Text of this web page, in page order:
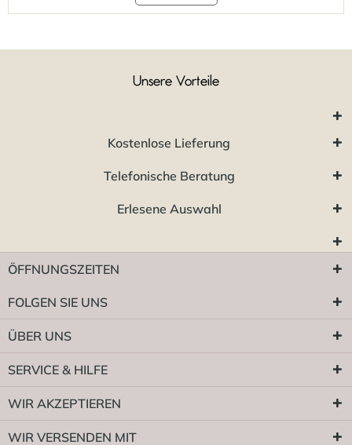
Unsere Vorteile
Kostenlose Lieferung
Telefonische Beratung
Erlesene Auswahl
ÖFFNUNGSZEITEN
FOLGEN SIE UNS
ÜBER UNS
SERVICE & HILFE
WIR AKZEPTIEREN
WIR VERSENDEN MIT